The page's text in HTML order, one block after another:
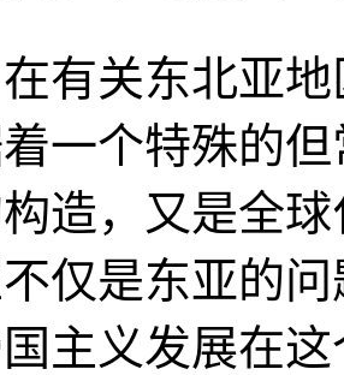
在有关东北亚
一个特殊的
造，又是全
仅是东亚的
主义发展在